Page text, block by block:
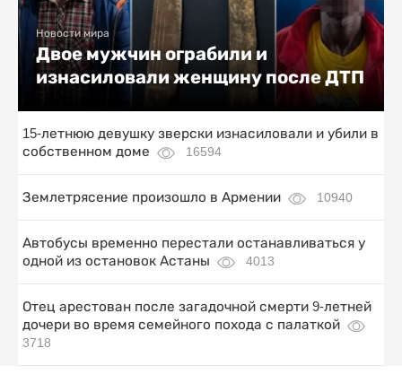
Новости мира
Двое мужчин ограбили и
изнасиловали женщину после ДТП
15-летнюю девушку зверски изнасиловали и убили в
собственном доме
16594
Землетрясение произошло в Армении 10940
Автобусы временно перестали останавливаться у
одной из остановок Астаны
4013
Отец арестован после загадочной смерти 9-летней
дочери во время семейного похода с палаткой
3718